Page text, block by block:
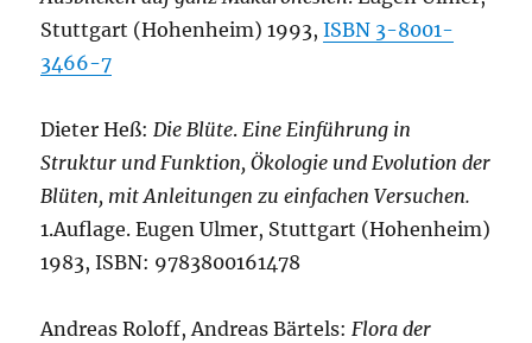
Stuttgart (Hohenheim) 1993,ISBN 3-8001-
3466-7
Dieter Heß:Die Blüte. Eine Einführung in
Struktur und Funktion, Ökologie und Evolution der
Blüten, mit Anleitungen zu einfachen Versuchen.
1.Auflage. Eugen Ulmer, Stuttgart (Hohenheim)
1983, ISBN: 9783800161478
Andreas Roloff, Andreas Bärtels:Flora der